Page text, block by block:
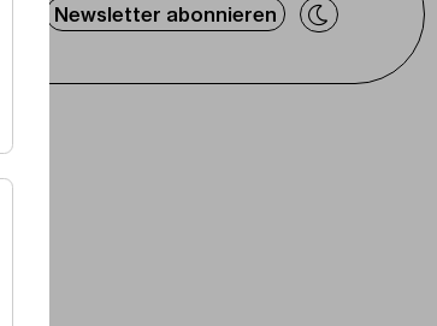
Newsletter abonnieren